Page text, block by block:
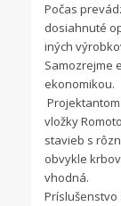
Počas
dosiahnuté
iných
Samozrejme
ekonomikou.
vložky
stavieb s
obvykle
vhodná.
Príslušenstvo